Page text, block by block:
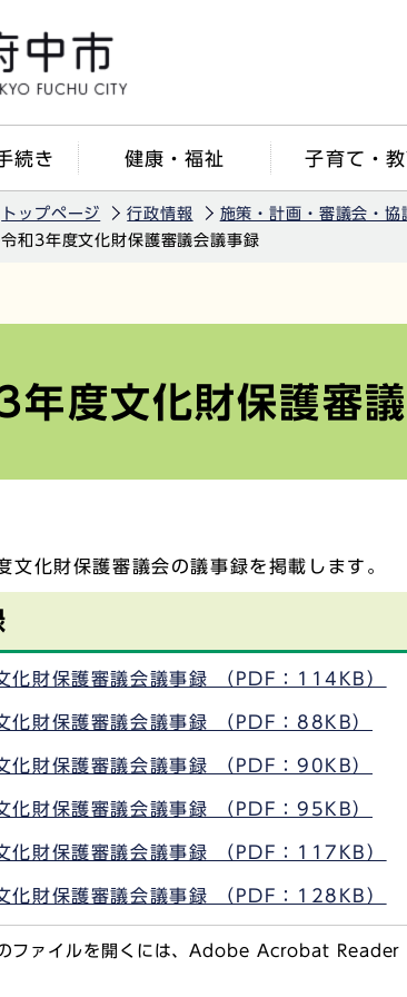
続き 健康・福祉 子育て・
トップページ 行政情報 施策・計画・審議会・協
令和3年度文化財保護審議会議事録
年度文化財保護審
文化財保護審議会の議事録を掲載します。
化財保護審議会議事録 （PDF：114KB）
化財保護審議会議事録 （PDF：88KB）
化財保護審議会議事録 （PDF：90KB）
化財保護審議会議事録 （PDF：95KB）
化財保護審議会議事録 （PDF：117KB）
化財保護審議会議事録 （PDF：128KB）
ファイルを開くには、Adobe Acrobat Reader